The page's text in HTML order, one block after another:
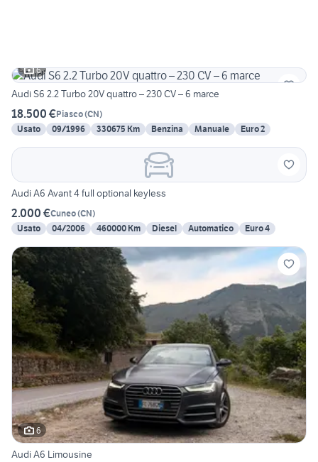
6
Audi S6 2.2 Turbo 20V quattro – 230 CV – 6 marce
18.500 €Piasco(CN)
Usato
09/1996 330675 Km Benzina Manuale Euro 2
Audi A6 Avant 4 full optional keyless
2.000 €Cuneo(CN)
Usato
04/2006 460000 Km Diesel Automatico Euro 4
6
Audi A6 Limousine